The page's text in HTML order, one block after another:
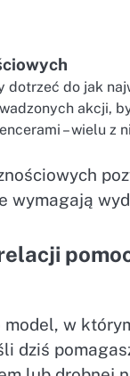
dotrzeć do jak
akcji,
– wielu z
wymagają
w
dziś